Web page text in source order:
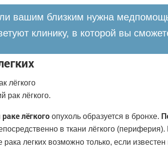
вашим близким нужна
клинику, в которой вы
лёгкого
рак лёгкого.
лёгкого опухоль образуется в бронхе.
в ткани лёгкого
легких возможно только, если известен